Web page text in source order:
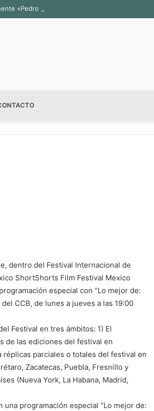
«Pedro Valtierra» en la Fototeca de Zacatecas
dentro del Festival Internacional de
ShortShorts Film Festival Mexico
especial con “Lo mejor de:
CCB, de lunes a jueves a las 19:00
Festival en tres ámbitos: 1) El
de las ediciones del festival en
parciales o totales del festival en
Zacatecas, Puebla, Fresnillo y
(Nueva York, La Habana, Madrid,
una programación especial “Lo mejor de: